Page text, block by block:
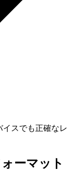
スでも正確なレ
ーマット